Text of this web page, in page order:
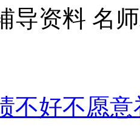
导资料 名
不好不愿